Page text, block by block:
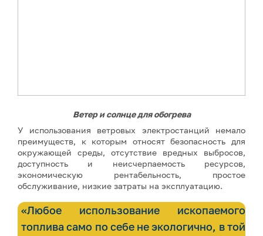
Ветер и солнце для обогрева
У использования ветровых электростанций немало
преимуществ, к которым относят безопасность для
окружающей среды, отсутствие вредных выбросов,
доступность и неисчерпаемость ресурсов,
экономическую рентабельность, простое
обслуживание, низкие затраты на эксплуатацию.
«Любое использование ископаемого
топлива само по себе не экологично, в той